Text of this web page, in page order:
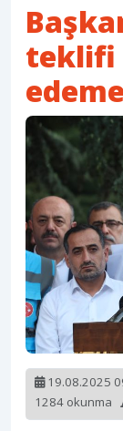
teklifi
19.08.2025
1284 okunma